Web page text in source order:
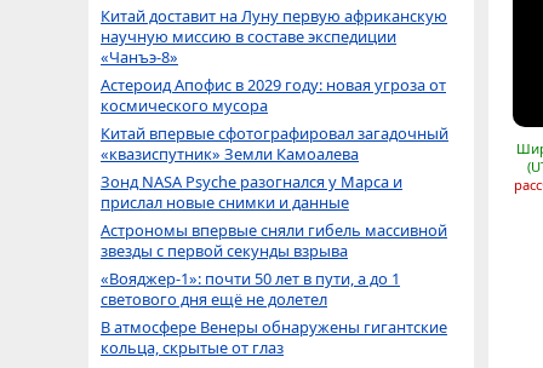
Китай доставит на Луну первую африканскую
научную миссию в составе экспедиции
«Чанъэ-8»
Астероид Апофис в 2029 году: новая угроза от
космического мусора
Китай впервые сфотографировал загадочный
«квазиспутник» Земли Камоалева
Зонд NASA Psyche разогнался у Марса и
прислал новые снимки и данные
Астрономы впервые сняли гибель массивной
звезды с первой секунды взрыва
«Вояджер-1»: почти 50 лет в пути, а до 1
светового дня ещё не долетел
В атмосфере Венеры обнаружены гигантские
кольца, скрытые от глаз